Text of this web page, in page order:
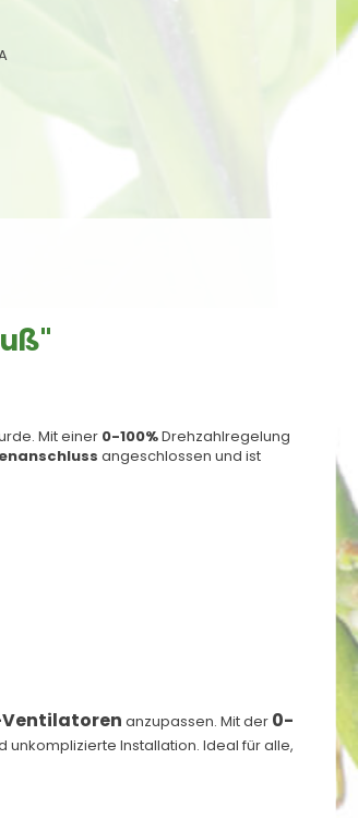
Mit einer 0-100%Drehzahlregelung
angeschlossen und ist
Ventilatoren anzupassen. Mit der 0-
unkomplizierte Installation. Ideal für alle,